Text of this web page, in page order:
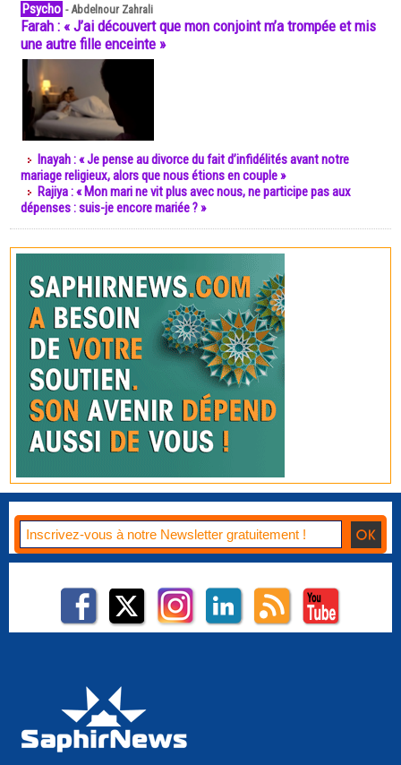
Psycho -Abdelnour Zahrali
Farah : « J’ai découvert que mon conjoint m’a trompée et mis
une autre fille enceinte »
Inayah : « Je pense au divorce du fait d’infidélités avant notre
mariage religieux, alors que nous étions en couple »
Rajiya : « Mon mari ne vit plus avec nous, ne participe pas aux
dépenses : suis-je encore mariée ? »